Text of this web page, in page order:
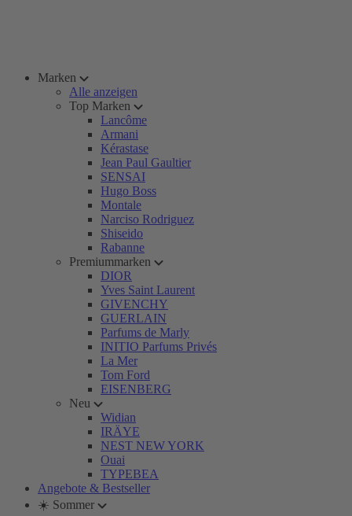
Marken
Alle anzeigen
Top Marken
Lancôme
Armani
Kérastase
Jean Paul Gaultier
SENSAI
Hugo Boss
Montale
Narciso Rodriguez
Shiseido
Rabanne
Premiummarken
DIOR
Yves Saint Laurent
GIVENCHY
GUERLAIN
Parfums de Marly
INITIO Parfums Privés
La Mer
Tom Ford
EISENBERG
Neu
Widian
IRÄYE
NEST NEW YORK
Ouai
TYPEBEA
Angebote & Bestseller
☀️ Sommer